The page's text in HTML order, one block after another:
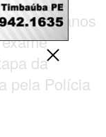
de 41 anos
da
pela Polícia